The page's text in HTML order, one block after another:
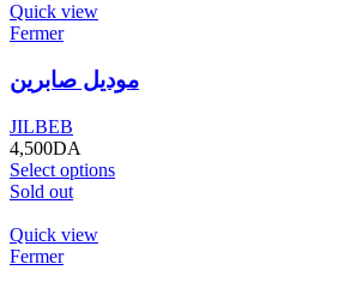
Quick view
Fermer
موديل صابرين
JILBEB
4,500DA
Select options
Sold out
Quick view
Fermer